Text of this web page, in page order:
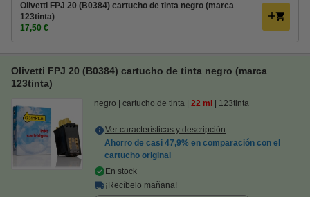
Olivetti FPJ 20 (B0384) cartucho de tinta negro (marca
123tinta)
17,50 €
Olivetti FPJ 20 (B0384) cartucho de tinta negro (marca
123tinta)
negro cartucho de tinta 22 ml 123tinta
Ver características y descripción
Ahorro de casi 47,9% en comparación con el
cartucho original
En stock
¡Recíbelo mañana!